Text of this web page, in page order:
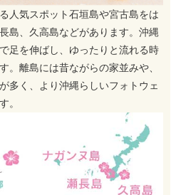
人気スポット石垣島や宮古島をは
島、久高島などがあります。沖縄
足を伸ばし、ゆったりと流れる時
。離島には昔ながらの家並みや、
多く、より沖縄らしいフォトウェ
。